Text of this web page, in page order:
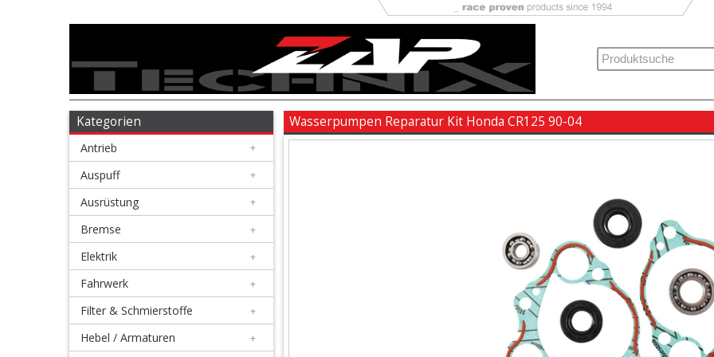
Antrieb
Auspuff
Ausrüstung
Bremse
Elektrik
Fahrwerk
Kategorien
Antrieb +
Auspuff +
Ausrüstung +
Bremse +
Elektrik +
Fahrwerk +
Filter & Schmierstoffe +
Hebel / Armaturen +
Wasserpumpen Reparatur Kit Honda CR125 90-04